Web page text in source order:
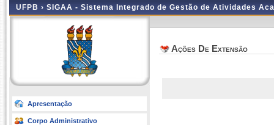
UFPB › SIGAA - Sistema Integrado de Gestão de Atividades
Apresentação
Corpo Administrativo
Ações De Extensão